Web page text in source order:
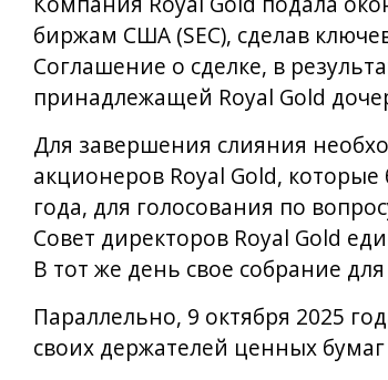
биржам США (SEC), сделав
Соглашение о сделке, в
принадлежащей Royal Gold
Для завершения слияния
акционеров Royal Gold,
года, для голосования по
Совет директоров Royal Gold
В тот же день свое собрание
Параллельно, 9 октября 2025
своих держателей ценных